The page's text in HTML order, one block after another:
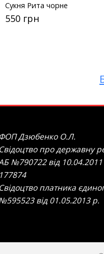
Сукня Рита чорне
550 грн
ФОП Дзюбенко О.Л.
Свідоцтво про державну
№790722 від
177874
Свідоцтво платника
від 01.05.2013 р.